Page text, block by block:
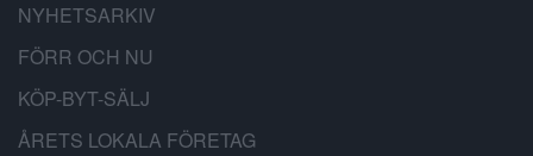
NYHETSARKIV
FÖRR OCH NU
KÖP-BYT-SÄLJ
ÅRETS LOKALA FÖRETAG